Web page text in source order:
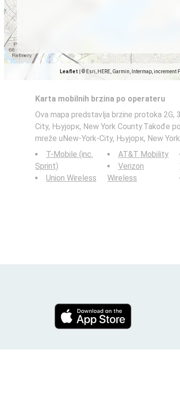
Leaflet © Esri, HERE, Garmin, Intermap, increment
Karta mobilnih brzina po operateru
Ova mapa predstavlja brzine protoka 2G,
City, Њујорк, New York County.Takođe
mreže uNew-York-City, Њујорк, New
T-Mobile (inc.
Sprint)
Union Wireless
AT&T Mobility
Verizon
Wireless